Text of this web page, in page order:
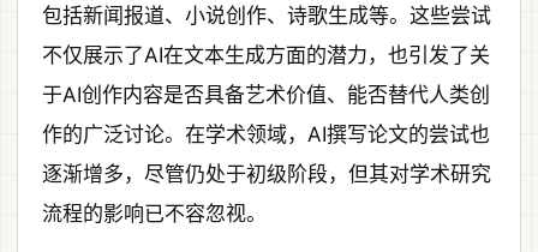
包括新闻报道、小说创作、诗歌生成等。这些尝试
不仅展示了AI在文本生成方面的潜力，也引发了关
于AI创作内容是否具备艺术价值、能否替代人类创
作的广泛讨论。在学术领域，AI撰写论文的尝试也
逐渐增多，尽管仍处于初级阶段，但其对学术研究
流程的影响已不容忽视。